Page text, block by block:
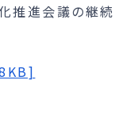
推進会議の継続